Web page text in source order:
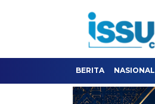
BERITA NASIONAL